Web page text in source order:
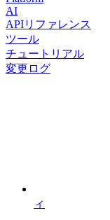
AI
APIリファレンス
ツール
チュートリアル
変更ログ
ィ